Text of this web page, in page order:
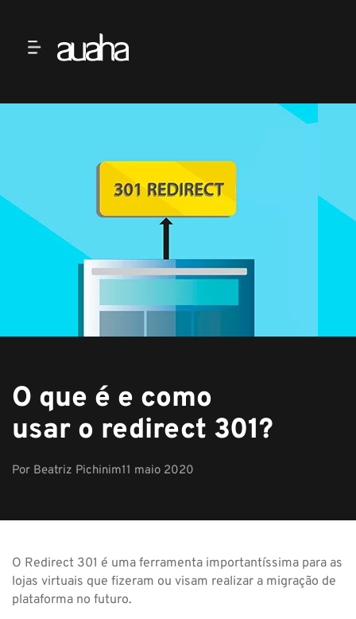
O que é e como
usar o redirect 301?
Por Beatriz Pichinim11 maio 2020
O Redirect 301 é uma ferramenta importantíssima para as
lojas virtuais que fizeram ou visam realizar a migração de
plataforma no futuro.